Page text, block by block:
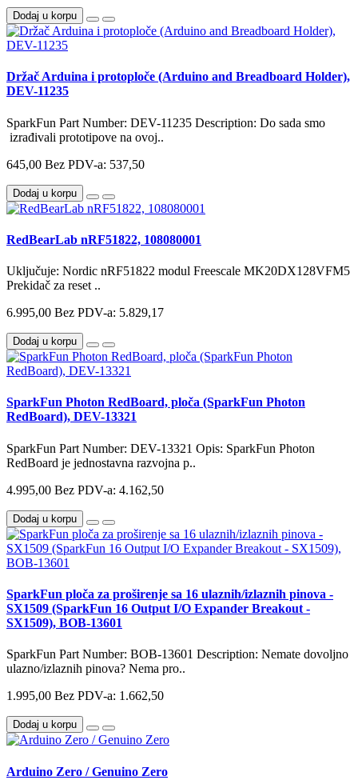
Dodaj u korpu
Držač Arduina i protoploče (Arduino and Breadboard Holder),
DEV-11235
SparkFun Part Number: DEV-11235 Description: Do sada smo
izrađivali prototipove na ovoj..
645,00 Bez PDV-a: 537,50
Dodaj u korpu
RedBearLab nRF51822, 108080001
Uključuje: Nordic nRF51822 modul Freescale MK20DX128VFM5
Prekidač za reset ..
6.995,00 Bez PDV-a: 5.829,17
Dodaj u korpu
SparkFun Photon RedBoard, ploča (SparkFun Photon
RedBoard), DEV-13321
SparkFun Part Number: DEV-13321 Opis: SparkFun Photon
RedBoard je jednostavna razvojna p..
4.995,00 Bez PDV-a: 4.162,50
Dodaj u korpu
SparkFun ploča za proširenje sa 16 ulaznih/izlaznih pinova -
SX1509 (SparkFun 16 Output I/O Expander Breakout -
SX1509), BOB-13601
SparkFun Part Number: BOB-13601 Description: Nemate dovoljno
ulazno/izlaznih pinova? Nema pro..
1.995,00 Bez PDV-a: 1.662,50
Dodaj u korpu
Arduino Zero / Genuino Zero